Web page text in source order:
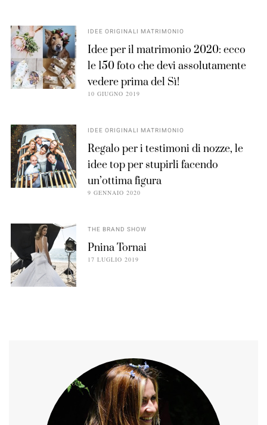
IDEE ORIGINALI MATRIMONIO
Idee per il matrimonio 2020: ecco
le 150 foto che devi assolutamente
vedere prima del Sì!
10 GIUGNO 2019
IDEE ORIGINALI MATRIMONIO
Regalo per i testimoni di nozze, le
idee top per stupirli facendo
un’ottima figura
9 GENNAIO 2020
THE BRAND SHOW
Pnina Tornai
17 LUGLIO 2019